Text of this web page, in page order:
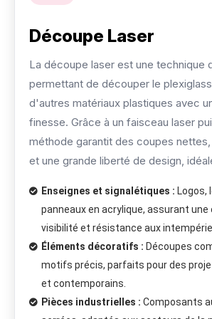
Découpe Laser
La découpe laser est une technique
permettant de découper le
d'autres matériaux plastiques avec
finesse. Grâce à un faisceau laser
méthode garantit des coupes
et une grande liberté de design,
Enseignes et signalétiques : Logos,
panneaux en acrylique, assurant une
visibilité et résistance aux
Éléments décoratifs : Découpes
motifs précis, parfaits pour des
et contemporains.
Pièces industrielles : Composants